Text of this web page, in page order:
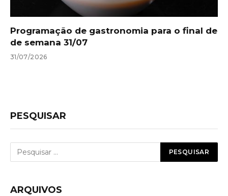
Programação de gastronomia para o final de
de semana 31/07
31/07/2026
PESQUISAR
ARQUIVOS